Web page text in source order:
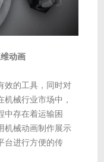
动画
效的工具，同时对
械行业市场中，
中存在着运输困
机械动画制作展示
台进行方便的传